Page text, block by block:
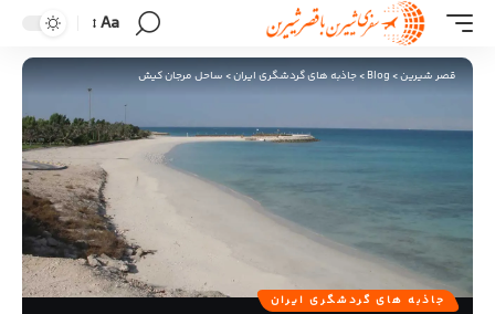
Aa
قصر شیرین>
Blog
>جاذبه های گردشگری ایران>ساحل مرجان کیش
جاذبه های گردشگری ایران